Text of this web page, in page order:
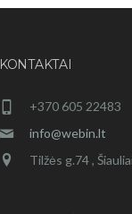
KONTAKTAI
+370 605 22483
info@webin.lt
Tilžės g.74 ,